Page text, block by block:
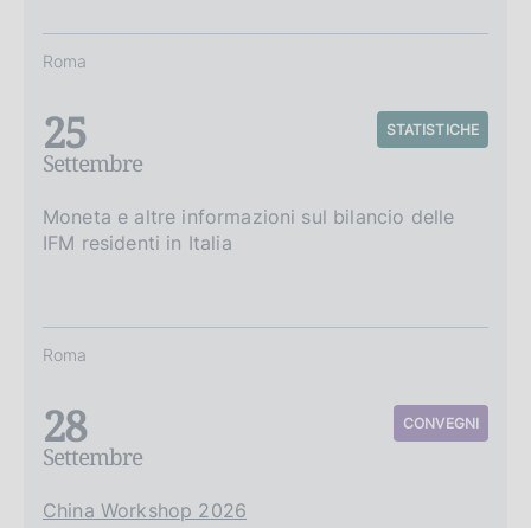
Roma
25
Settembre
STATISTICHE
Moneta e altre informazioni sul bilancio delle
IFM residenti in Italia
Roma
28
Settembre
CONVEGNI
China Workshop 2026